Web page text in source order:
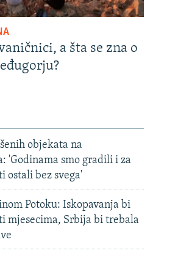
a šta se zna o
objekata na
'Godinama smo gradili i za
ostali bez svega'
Potoku: Iskopavanja bi
mjesecima, Srbija bi trebala